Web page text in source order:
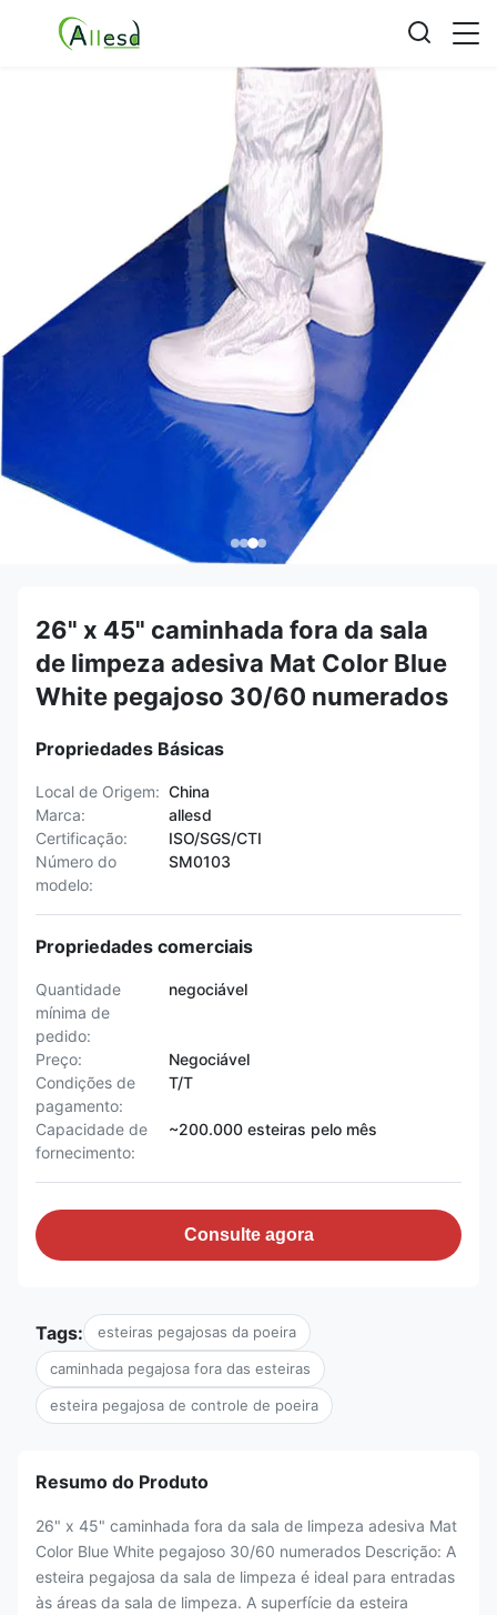
26" x 45" caminhada fora da sala
de limpeza adesiva Mat Color Blue
White pegajoso 30/60 numerados
Propriedades Básicas
Local de Origem: China
Marca:
allesd
Certificação:
ISO/SGS/CTI
Número do
modelo:
SM0103
Propriedades comerciais
Quantidade
mínima de
pedido:
negociável
Preço:
Negociável
Condições de
pagamento:
T/T
Capacidade de
fornecimento:
~200.000 esteiras pelo mês
Consulte agora
Tags: esteiras pegajosas da poeira
caminhada pegajosa fora das esteiras
esteira pegajosa de controle de poeira
Resumo do Produto
26" x 45" caminhada fora da sala de limpeza adesiva Mat
Color Blue White pegajoso 30/60 numerados Descrição: A
esteira pegajosa da sala de limpeza é ideal para entradas
às áreas da sala de limpeza. A superfície da esteira